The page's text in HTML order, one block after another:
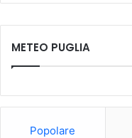
METEO PUGLIA
Popolare